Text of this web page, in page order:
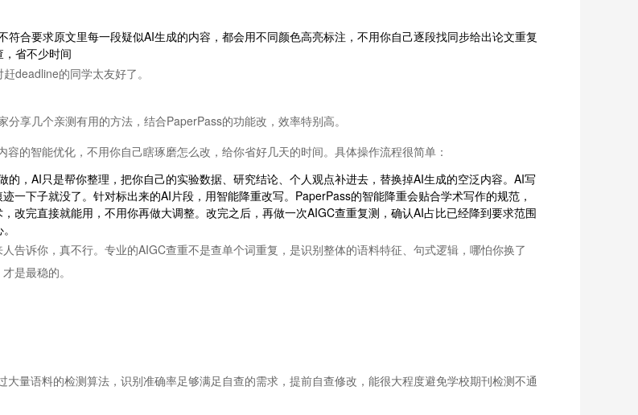
合要求原文里每一段疑似AI生成的内容，都会用不同颜色高亮标注，不用你自己逐段找同步给出论文重复
省不少时间
deadline的同学太友好了。
享几个亲测有用的方法，结合PaperPass的功能改，效率特别高。
的智能优化，不用你自己瞎琢磨怎么改，给你省好几天的时间。具体操作流程很简单：
，AI只是帮你整理，把你自己的实验数据、研究结论、个人观点补进去，替换掉AI生成的空泛内容。AI写
一下子就没了。针对标出来的AI片段，用智能降重改写。PaperPass的智能降重会贴合学术写作的规范，
改完直接就能用，不用你再做大调整。改完之后，再做一次AIGC查重复测，确认AI占比已经降到要求范围
告诉你，真不行。专业的AIGC查重不是查单个词重复，是识别整体的语料特征、句式逻辑，哪怕你换了
是最稳的。
量语料的检测算法，识别准确率足够满足自查的需求，提前自查修改，能很大程度避免学校期刊检测不通